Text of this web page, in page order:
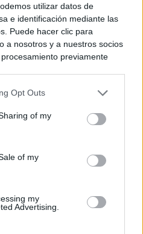
utilizar datos de
e identificación mediante las
Puede hacer clic para
a nosotros y a nuestros socios
previamente
en cuenta que algún
tiene el derecho de
preferencias se aplicarán
nuevo en este sitio web o
Opt Outs
of my
of my
my
Advertising.